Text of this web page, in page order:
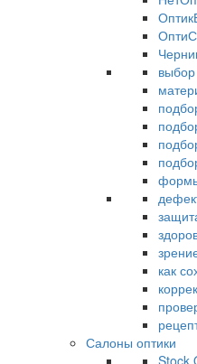
выбор
как
Салоны оптики